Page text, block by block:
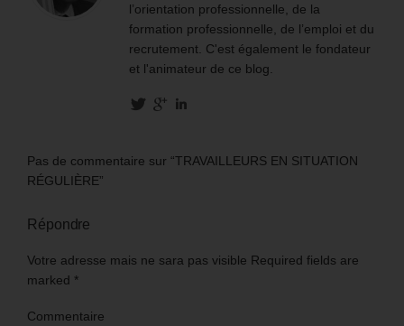
l’orientation professionnelle, de la
formation professionnelle, de l’emploi et du
recrutement. C'est également le fondateur
et l'animateur de ce blog.
Pas de commentaire sur “TRAVAILLEURS EN SITUATION
RÉGULIÈRE”
Répondre
Votre adresse mais ne sara pas visible Required fields are
marked *
Commentaire